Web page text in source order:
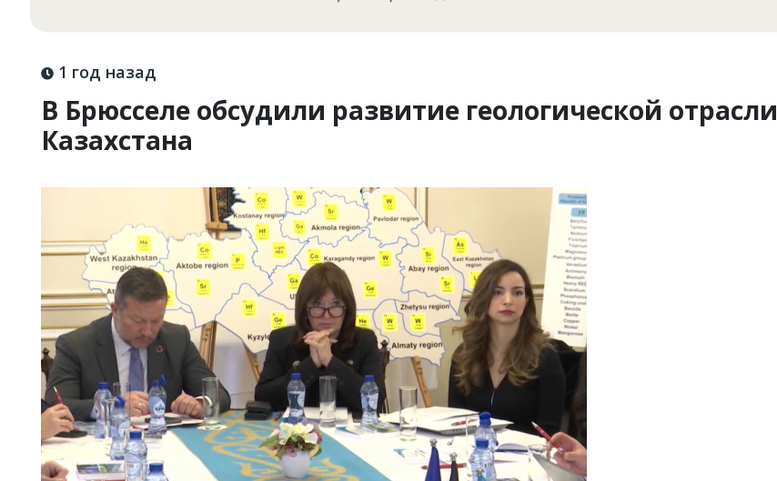
1 год назад
В Брюсселе обсудили развитие геологической отрасли
Казахстана